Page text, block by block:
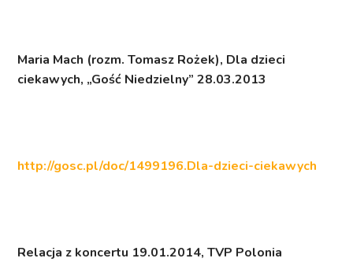
Maria Mach (rozm. Tomasz Rożek), Dla dzieci
ciekawych, „Gość Niedzielny” 28.03.2013
http://gosc.pl/doc/1499196.Dla-dzieci-ciekawych
Relacja z koncertu 19.01.2014,TVP Polonia